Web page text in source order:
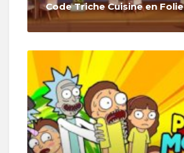
Code Triche Cuisine en Folie